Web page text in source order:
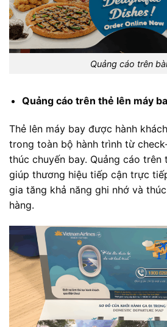
Quảng cáo trên
Quảng cáo trên thẻ lên máy
Thẻ lên máy bay được hành
trong toàn bộ hành trình từ
thúc chuyến bay. Quảng cáo trên
giúp thương hiệu tiếp cận trực
gia tăng khả năng ghi nhớ và
hàng.